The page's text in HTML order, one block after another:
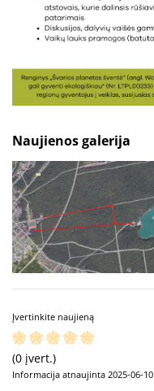
Naujienos galerija
Įvertinkite naujieną
(0 įvert.)
Informacija atnaujinta 2025-06-10